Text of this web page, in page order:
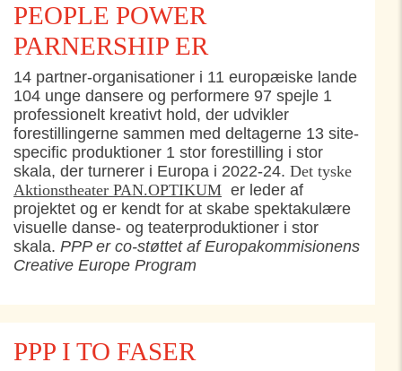
PEOPLE POWER
PARNERSHIP ER
14 partner-organisationer i 11 europæiske lande
104 unge dansere og performere 97 spejle 1
professionelt kreativt hold, der udvikler
forestillingerne sammen med deltagerne 13 site-
specific produktioner 1 stor forestilling i stor
skala, der turnerer i Europa i 2022-24. Det tyske
Aktionstheater PAN.OPTIKUM er leder af
projektet og er kendt for at skabe spektakulære
visuelle danse- og teaterproduktioner i stor
skala. PPP er co-støttet af Europakommisionens
Creative Europe Program
PPP I TO FASER